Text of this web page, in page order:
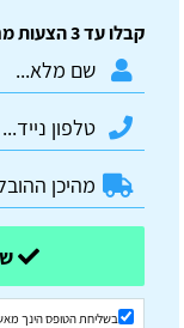
קבלו עד 3 הצעות מחיר חינם וללא התחייבות:
בשליחת הטופס הינך